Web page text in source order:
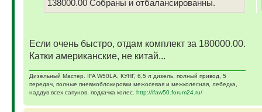
138000.00 Собраны и отбалансированны.
Если очень быстро, отдам комплект за 180000.00.
Катки американские, не китай...
Дизельный Мастер. IFA W50LA, КУНГ, 6,5 л дизель, полный привод, 5
передач, полные пневмоблокировки межосевая и межколесная, лебедка,
наддув всех сапунов, подкачка колес. http://ifaw50.forum24.ru/